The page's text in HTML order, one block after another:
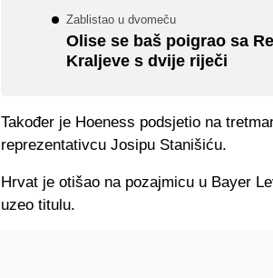
Zablistao u dvomeču
Olise se baš poigrao sa
Kraljeve s dvije riječi
Također je Hoeness podsjetio na
reprezentativcu Josipu Stanišiću.
Hrvat je otišao na pozajmicu u Bayer
uzeo titulu.